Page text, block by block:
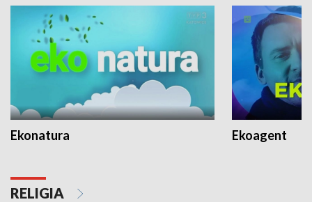
Ekonatura Ekoagent
RELIGIA